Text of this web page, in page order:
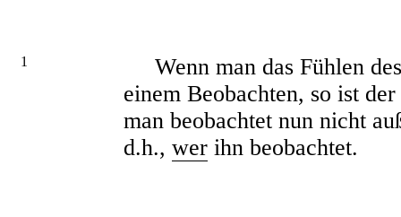
1
Wenn man das Fühlen
einem Beobachten, so ist
man beobachtet nun nicht
d.h., wer ihn beobachtet.